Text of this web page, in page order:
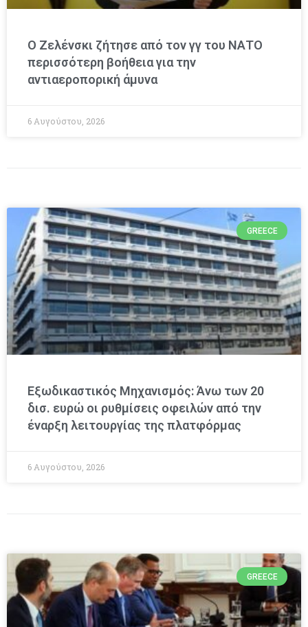
Ο Ζελένσκι ζήτησε από τον γγ του ΝΑΤΟ
περισσότερη βοήθεια για την
αντιαεροπορική άμυνα
6 Αυγούστου, 2026
GREECE
Εξωδικαστικός Μηχανισμός: Άνω των 20
δισ. ευρώ οι ρυθμίσεις οφειλών από την
έναρξη λειτουργίας της πλατφόρμας
6 Αυγούστου, 2026
GREECE